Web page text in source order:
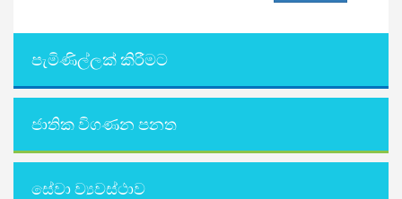
පැමිණිල්ලක් කිරීමට
ජාතික විගණන පනත
සේවා ව්‍යවස්ථාව